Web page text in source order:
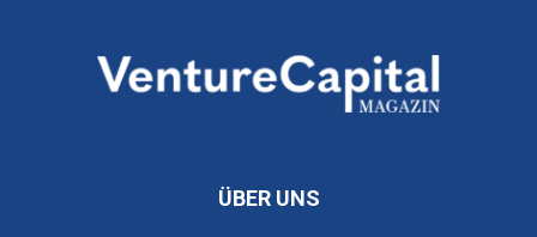
ÜBER UNS